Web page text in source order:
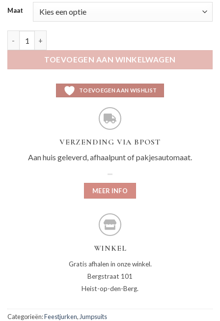
Maat
TOEVOEGEN AAN WINKELWAGEN
TOEVOEGEN AAN WISHLIST
VERZENDING VIA BPOST
Aan huis geleverd, afhaalpunt of pakjesautomaat.
MEER INFO
WINKEL
Gratis afhalen in onze winkel.
Bergstraat 101
Heist-op-den-Berg.
Categorieën:Feestjurken, Jumpsuits